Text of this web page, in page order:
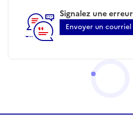
Signalez une erreur
Envoyer un courriel